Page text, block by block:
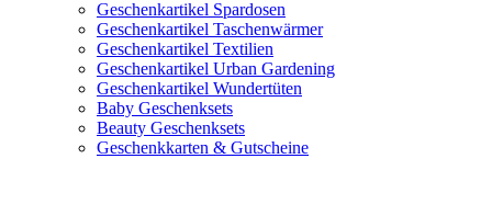
Geschenkartikel Spardosen
Geschenkartikel Taschenwärmer
Geschenkartikel Textilien
Geschenkartikel Urban Gardening
Geschenkartikel Wundertüten
Baby Geschenksets
Beauty Geschenksets
Geschenkkarten & Gutscheine